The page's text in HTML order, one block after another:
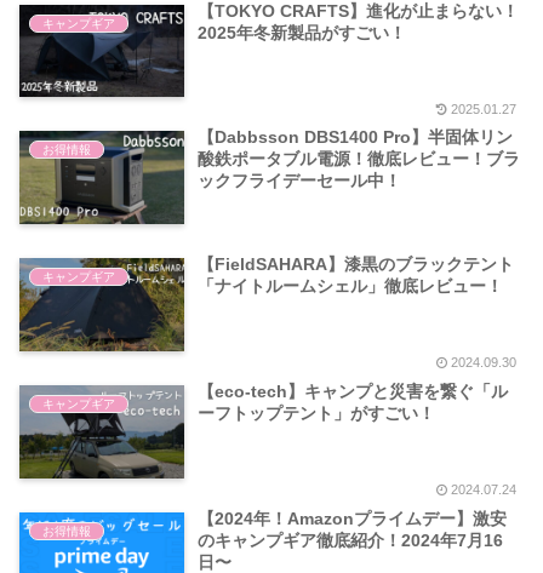
キャンプギア
【TOKYO CRAFTS】進化が止まらない！
2025年冬新製品がすごい！
2025.01.27
お得情報
【Dabbsson DBS1400 Pro】半固体リン
酸鉄ポータブル電源！徹底レビュー！ブラ
ックフライデーセール中！
キャンプギア
【FieldSAHARA】漆黒のブラックテント
「ナイトルームシェル」徹底レビュー！
2024.09.30
キャンプギア
【eco-tech】キャンプと災害を繋ぐ「ル
ーフトップテント」がすごい！
2024.07.24
お得情報
【2024年！Amazonプライムデー】激安
のキャンプギア徹底紹介！2024年7月16
日〜